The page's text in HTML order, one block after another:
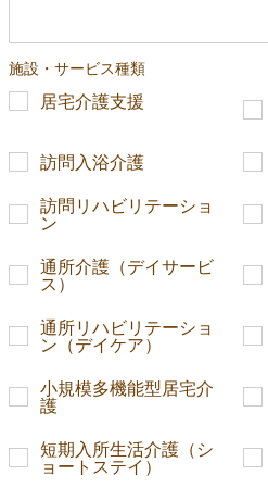
施設・サービス種類
居宅介護支援
訪問入浴介護
訪問リハビリテーショ
ン
通所介護（デイサービ
ス）
通所リハビリテーショ
ン（デイケア）
小規模多機能型居宅介
護
短期入所生活介護（シ
ョートステイ）